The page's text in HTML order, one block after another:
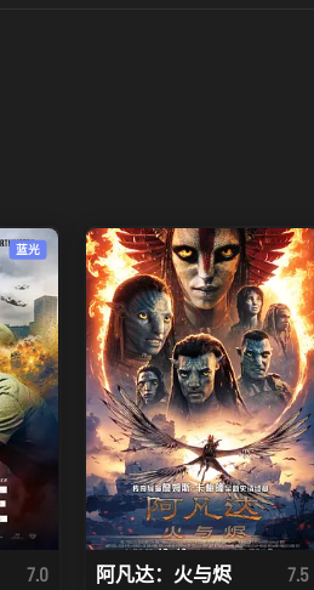
蓝光
7.0 阿凡达：火与烬 7.5